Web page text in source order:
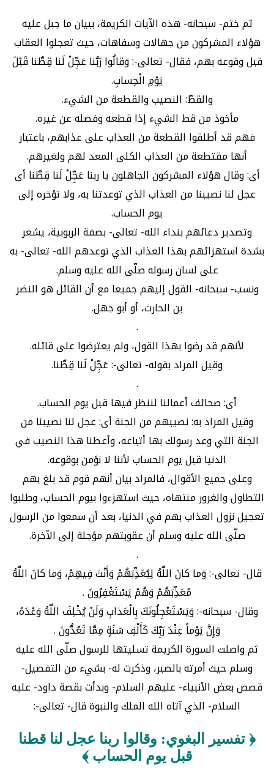
ثم ختم- سبحانه- هذه الآيات الكريمة، ببيان ما جبل عليه
هؤلاء المشركون من جهالات وسفاهات، حيث تعجلوا العقاب
قبل وقوعه بهم، فقال- تعالى-: وَقالُوا رَبَّنا عَجِّلْ لَنا قِطَّنا قَبْلَ
يَوْمِ الْحِسابِ.
والقطّ: النصيب والقطعة من الشيء.
مأخوذ من قط الشيء إذا قطعه وفصله عن غيره.
فهم قد أطلقوا القطعة من العذاب على عذابهم، باعتبار
أنها مقتطعة من العذاب الكلى المعد لهم ولغيرهم.
أى: وقال هؤلاء المشركون الجاهلون يا ربنا عَجِّلْ لَنا قِطَّنا أى
عجل لنا نصيبنا من العذاب الذي توعدتنا به، ولا تؤخره إلى
يوم الحساب.
وتصدير دعائهم بنداء الله- تعالى- بصفة الربوبية، يشعر
بشدة استهزائهم بهذا العذاب الذي توعدهم الله- تعالى- به
على لسان رسوله صلّى الله عليه وسلم.
ونسب- سبحانه- القول إليهم جميعا مع أن القائل هو النضر
بن الحارث، أو أبو جهل.
.
لأنهم قد رضوا بهذا القول، ولم يعترضوا على قائله.
وقيل المراد بقوله- تعالى-: عَجِّلْ لَنا قِطَّنا.
.
أى: صحائف أعمالنا لننظر فيها قبل يوم الحساب.
وقيل المراد به: نصيبهم من الجنة أى: عجل لنا نصيبنا من
الجنة التي وعد رسولك بها أتباعه، وأعطنا هذا النصيب في
الدنيا قبل يوم الحساب لأننا لا نؤمن بوقوعه.
وعلى جميع الأقوال، فالمراد بيان أنهم قوم قد بلغ بهم
التطاول والغرور منتهاه، حيث استهزءوا بيوم الحساب، وطلبوا
تعجيل نزول العذاب بهم في الدنيا، بعد أن سمعوا من الرسول
صلّى الله عليه وسلم أن عقوبتهم مؤجلة إلى الآخرة.
.
قال- تعالى-: وَما كانَ اللَّهُ لِيُعَذِّبَهُمْ وَأَنْتَ فِيهِمْ، وَما كانَ اللَّهُ
مُعَذِّبَهُمْ وَهُمْ يَسْتَغْفِرُونَ .
وقال- سبحانه-: وَيَسْتَعْجِلُونَكَ بِالْعَذابِ وَلَنْ يُخْلِفَ اللَّهُ وَعْدَهُ،
وَإِنَّ يَوْماً عِنْدَ رَبِّكَ كَأَلْفِ سَنَةٍ مِمَّا تَعُدُّونَ .
ثم واصلت السورة الكريمة تسليتها للرسول صلّى الله عليه
وسلم حيث أمرته بالصبر، وذكرت له- بشيء من التفصيل-
قصص بعض الأنبياء- عليهم السلام- وبدأت بقصة داود- عليه
السلام- الذي آتاه الله الملك والنبوة قال- تعالى-:
﴿ تفسير البغوي: وقالوا ربنا عجل لنا قطنا
قبل يوم الحساب ﴾